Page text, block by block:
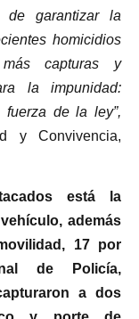
de garantizar la
homicidios
capturas y
la impunidad:
de la ley”,
y Convivencia,
está la
además
17 por
de Policía,
a dos